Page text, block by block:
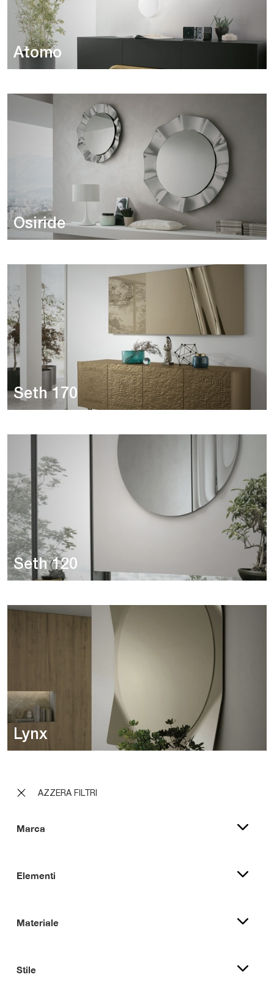
AZZERA FILTRI
Marca
Elementi
Materiale
Stile
Atomo
Osiride
Seth 170
Seth 120
Lynx